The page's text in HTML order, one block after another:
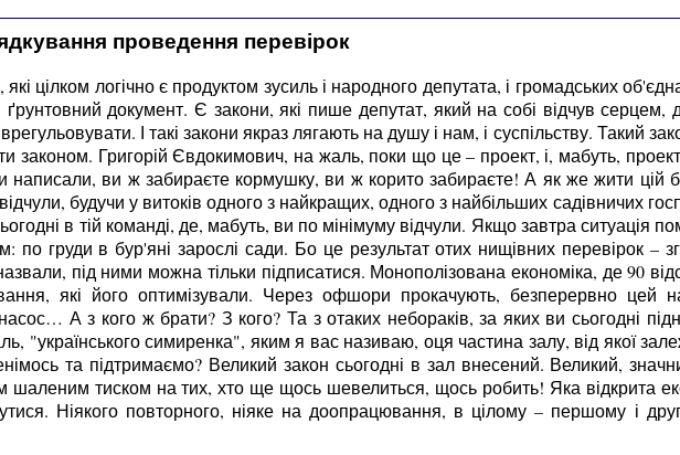
проведення перевірок
які цілком логічно є продуктом зусиль і народного депутата, і громадських
ґрунтовний документ. Є закони, які пише депутат, який на собі відчув
І такі закони якраз лягають на душу і нам, і суспільству. Такий
законом. Григорій Євдокимович, на жаль, поки що це – проект, і, мабуть,
ви ж забираєте кормушку, ви ж корито забираєте! А як же жити цій
будучи у витоків одного з найкращих, одного з найбільших садівничих
в тій команді, де, мабуть, ви по мінімуму відчули. Якщо завтра ситуація
по груди в бур'яні зарослі сади. Бо це результат отих нищівних перевірок –
під ними можна тільки підписатися. Монополізована економіка, де 90
які його оптимізували. Через офшори прокачують, безперервно цей
А з кого ж брати? З кого? Та з отаких небораків, за яких ви сьогодні
"українського симиренка", яким я вас називаю, оця частина залу, від якої
та підтримаємо? Великий закон сьогодні в зал внесений. Великий,
шаленим тиском на тих, хто ще щось шевелиться, щось робить! Яка відкрита
Ніякого повторного, ніяке на доопрацювання, в цілому – першому і